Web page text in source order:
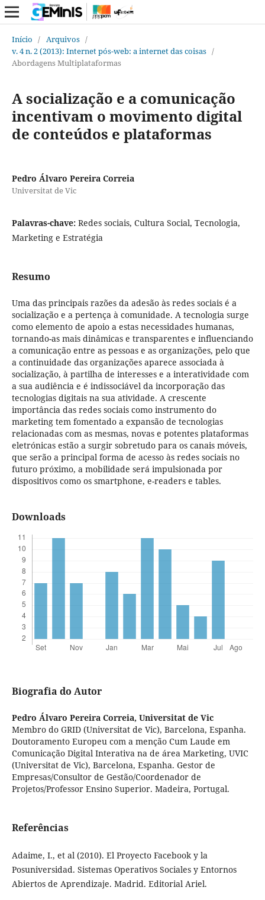
Início / Arquivos /
v. 4 n. 2 (2013): Internet pós-web: a internet das coisas /
Abordagens Multiplataformas
A socialização e a comunicação
incentivam o movimento digital
de conteúdos e plataformas
Pedro Álvaro Pereira Correia
Universitat de Vic
Palavras-chave: Redes sociais, Cultura Social, Tecnologia,
Marketing e Estratégia
Resumo
Uma das principais razões da adesão às redes sociais é a
socialização e a pertença à comunidade. A tecnologia surge
como elemento de apoio a estas necessidades humanas,
tornando-as mais dinâmicas e transparentes e influenciando
a comunicação entre as pessoas e as organizações, pelo que
a continuidade das organizações aparece associada à
socialização, à partilha de interesses e a interatividade com
a sua audiência e é indissociável da incorporação das
tecnologias digitais na sua atividade. A crescente
importância das redes sociais como instrumento do
marketing tem fomentado a expansão de tecnologias
relacionadas com as mesmas, novas e potentes plataformas
eletrónicas estão a surgir sobretudo para os canais móveis,
que serão a principal forma de acesso às redes sociais no
futuro próximo, a mobilidade será impulsionada por
dispositivos como os smartphone, e-readers e tables.
Downloads
Biografia do Autor
Pedro Álvaro Pereira Correia, Universitat de Vic
Membro do GRID (Universitat de Vic), Barcelona, Espanha.
Doutoramento Europeu com a menção Cum Laude em
Comunicação Digital Interativa na de área Marketing, UVIC
(Universitat de Vic), Barcelona, Espanha. Gestor de
Empresas/Consultor de Gestão/Coordenador de
Projetos/Professor Ensino Superior. Madeira, Portugal.
Referências
Adaime, I., et al (2010). El Proyecto Facebook y la
Posuniversidad. Sistemas Operativos Sociales y Entornos
Abiertos de Aprendizaje. Madrid. Editorial Ariel.